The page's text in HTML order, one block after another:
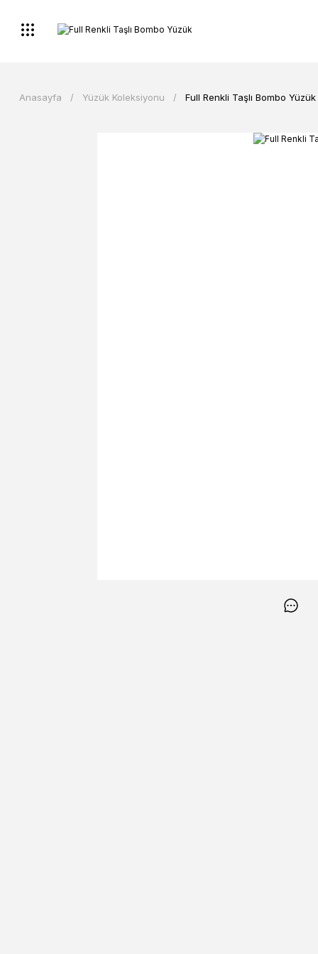
Anasayfa Yüzük Koleksiyonu Full Renkli Taşlı Bombo Yüzük